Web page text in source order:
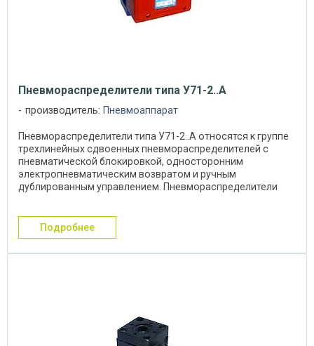
Пневмораспределители типа У71-2..А
производитель: Пневмоаппарат
Пневмораспределители типа У71-2..А относятся к группе
трехлинейных сдвоенных пневмораспределителей с
пневматической блокировкой, односторонним
электропневматическим возвратом и ручным
дублированным управлением. Пневмораспределители
подробнее